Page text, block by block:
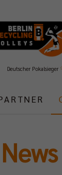
Deutscher Pokalsieger
News